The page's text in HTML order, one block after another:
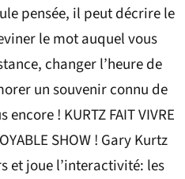
pensée, il peut décrire le
le mot auquel vous
changer l’heure de
un souvenir connu de
! KURTZ FAIT VIVRE
SHOW ! Gary Kurtz
et joue l’interactivité: les